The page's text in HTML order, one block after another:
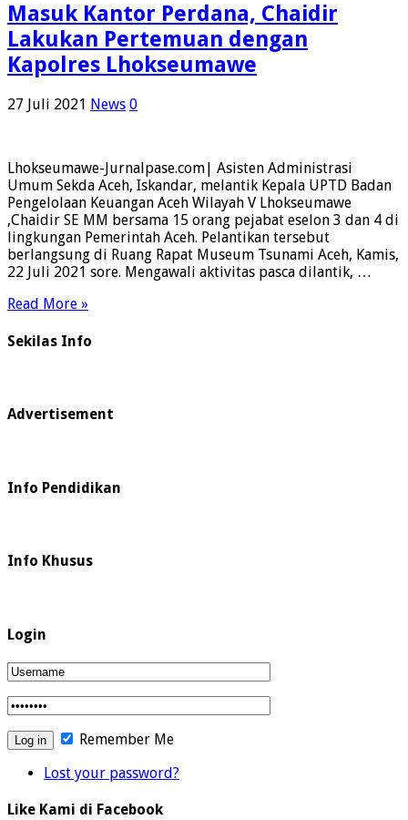
Masuk Kantor Perdana, Chaidir
Lakukan Pertemuan dengan
Kapolres Lhokseumawe
27 Juli 2021 News 0
Lhokseumawe-Jurnalpase.com| Asisten Administrasi
Umum Sekda Aceh, Iskandar, melantik Kepala UPTD Badan
Pengelolaan Keuangan Aceh Wilayah V Lhokseumawe
,Chaidir SE MM bersama 15 orang pejabat eselon 3 dan 4 di
lingkungan Pemerintah Aceh. Pelantikan tersebut
berlangsung di Ruang Rapat Museum Tsunami Aceh, Kamis,
22 Juli 2021 sore. Mengawali aktivitas pasca dilantik, …
Read More »
Sekilas Info
Advertisement
Info Pendidikan
Info Khusus
Login
Remember Me
Lost your password?
Like Kami di Facebook